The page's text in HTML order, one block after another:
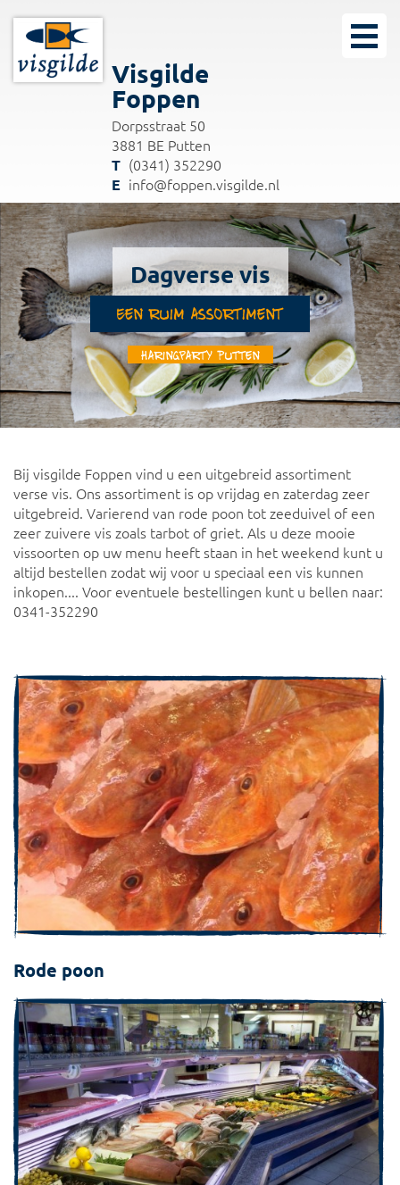
Visgilde
Foppen
Dorpsstraat 50
3881 BE Putten
(0341) 352290
info@foppen.visgilde.nl
Dagverse vis
Een ruim assortiment
Haringparty Putten
Bij visgilde Foppen vind u een uitgebreid assortiment
verse vis. Ons assortiment is op vrijdag en zaterdag zeer
uitgebreid. Varierend van rode poon tot zeeduivel of een
zeer zuivere vis zoals tarbot of griet. Als u deze mooie
vissoorten op uw menu heeft staan in het weekend kunt u
altijd bestellen zodat wij voor u speciaal een vis kunnen
inkopen.... Voor eventuele bestellingen kunt u bellen naar:
0341-352290
Rode poon